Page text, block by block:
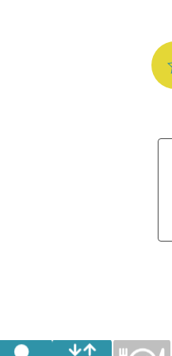
ストメ エレベー 刻み食対